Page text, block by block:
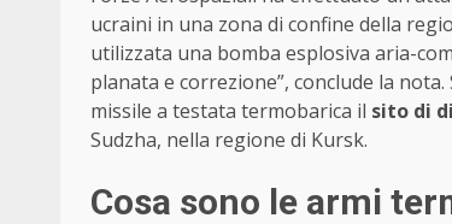
ucraini in una zona di confine della
utilizzata una bomba esplosiva aria-
planata e correzione”, conclude la
missile a testata termobarica il sito di
Sudzha, nella regione di Kursk.
Cosa sono le armi